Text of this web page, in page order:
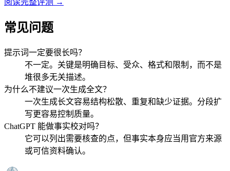
阅读完整评测 →
常见问题
提示词一定要很长吗？
不一定。关键是明确目标、受众、格式和限制，而不是
堆很多无关描述。
为什么不建议一次生成全文？
一次生成长文容易结构松散、重复和缺少证据。分段扩
写更容易控制质量。
ChatGPT 能做事实校对吗？
它可以列出需要核查的点，但事实本身应当用官方来源
或可信资料确认。